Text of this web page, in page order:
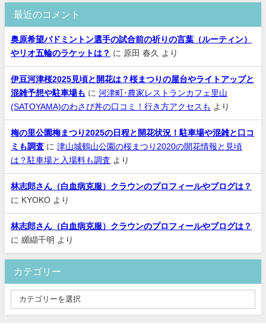
最近のコメント
奥原希望バドミントン選手の試合前の祈りの言葉（ルーティン）
やリオ五輪のラケットは？ に 原田 春久 より
伊豆河津桜2025見頃と開花は？桜まつりの屋台やライトアップと
混雑予想や駐車場も に 河津町･農家レストランカフェ里山
(SATOYAMA)のわさび丼の口コミ！行き方アクセスも より
梅の里公園梅まつり2025の日程と開花状況！駐車場や混雑と口コ
ミも調査 に 津山城鶴山公園の桜まつり2020の開花情報と見頃
は？駐車場と入場料も調査 より
林志郎さん（白血病克服）クラウンのプロフィールやブログは？
に KYOKO より
林志郎さん（白血病克服）クラウンのプロフィールやブログは？
に 纐纈千明 より
カテゴリー